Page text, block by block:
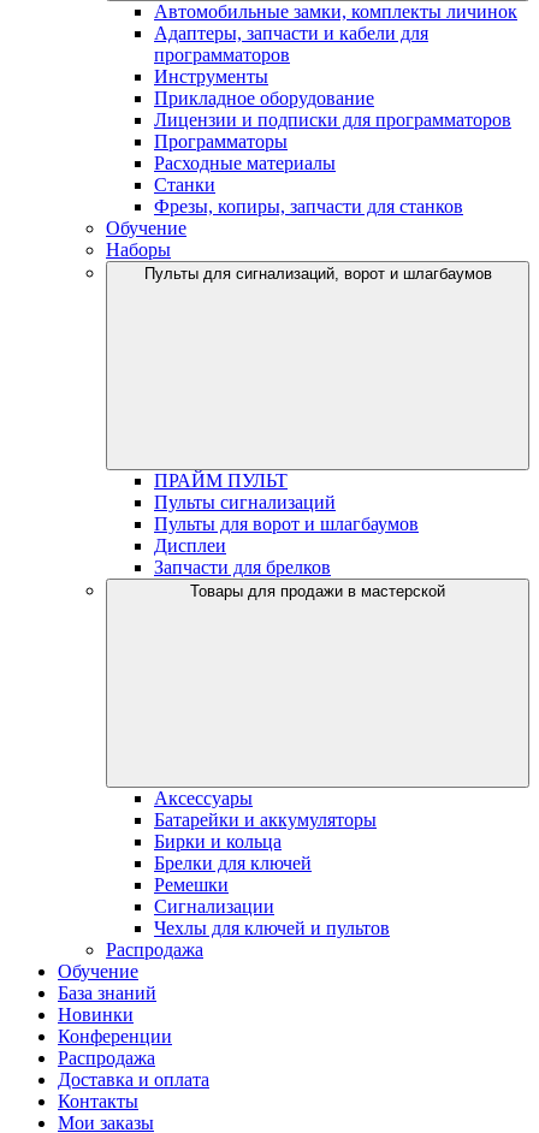
Автомобильные замки, комплекты личинок
Адаптеры, запчасти и кабели для
программаторов
Инструменты
Прикладное оборудование
Лицензии и подписки для программаторов
Программаторы
Расходные материалы
Станки
Фрезы, копиры, запчасти для станков
Обучение
Наборы
Пульты для сигнализаций, ворот и шлагбаумов
ПРАЙМ ПУЛЬТ
Пульты сигнализаций
Пульты для ворот и шлагбаумов
Дисплеи
Запчасти для брелков
Товары для продажи в мастерской
Аксессуары
Батарейки и аккумуляторы
Бирки и кольца
Брелки для ключей
Ремешки
Сигнализации
Чехлы для ключей и пультов
Распродажа
Обучение
База знаний
Новинки
Конференции
Распродажа
Доставка и оплата
Контакты
Мои заказы